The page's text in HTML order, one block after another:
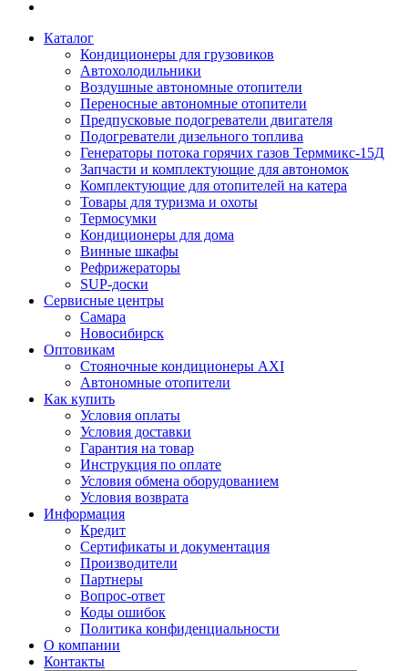
Каталог
Кондиционеры для грузовиков
Автохолодильники
Воздушные автономные отопители
Переносные автономные отопители
Предпусковые подогреватели двигателя
Подогреватели дизельного топлива
Генераторы потока горячих газов Терммикс-15Д
Запчасти и комплектующие для автономок
Комплектующие для отопителей на катера
Товары для туризма и охоты
Термосумки
Кондиционеры для дома
Винные шкафы
Рефрижераторы
SUP-доски
Сервисные центры
Самара
Новосибирск
Оптовикам
Стояночные кондиционеры AXI
Автономные отопители
Как купить
Условия оплаты
Условия доставки
Гарантия на товар
Инструкция по оплате
Условия обмена оборудованием
Условия возврата
Информация
Кредит
Сертификаты и документация
Производители
Партнеры
Вопрос-ответ
Коды ошибок
Политика конфиденциальности
О компании
Контакты